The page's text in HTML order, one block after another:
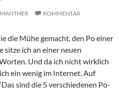
KOMMENTAR
die Mühe gemacht, den Po einer
sitze ich an einer neuen
Und da ich nicht wirklich
ein wenig im Internet. Auf
sind die 5 verschiedenen Po-